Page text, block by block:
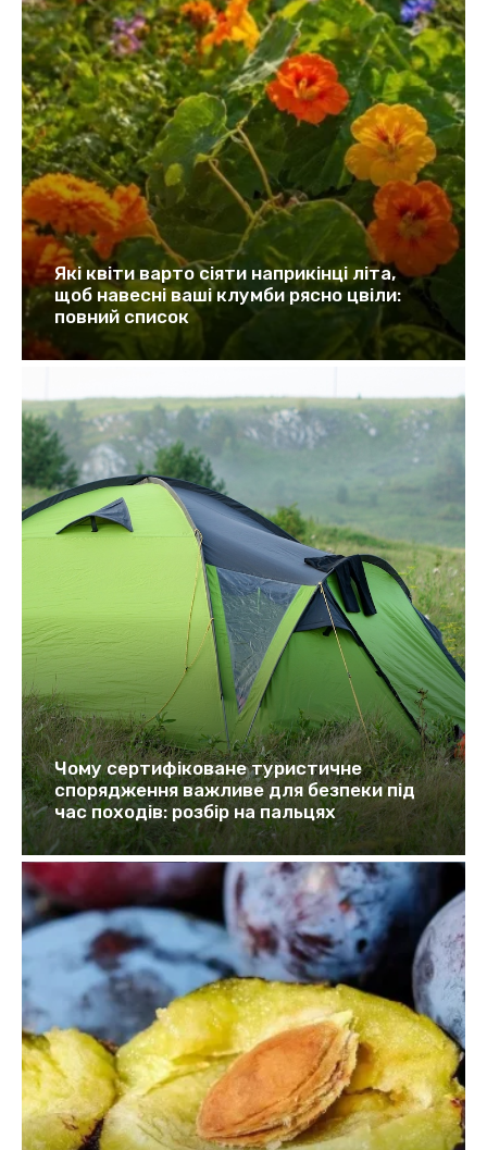
Які квіти варто сіяти наприкінці літа,
щоб навесні ваші клумби рясно цвіли:
повний список
Чому сертифіковане туристичне
спорядження важливе для безпеки під
час походів: розбір на пальцях